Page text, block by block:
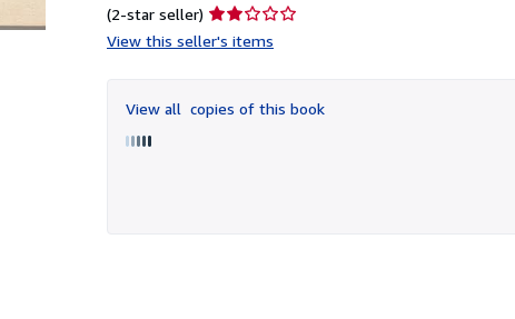
(2-star seller) Seller
rating
of
5
View this seller's items
View all copies of this book